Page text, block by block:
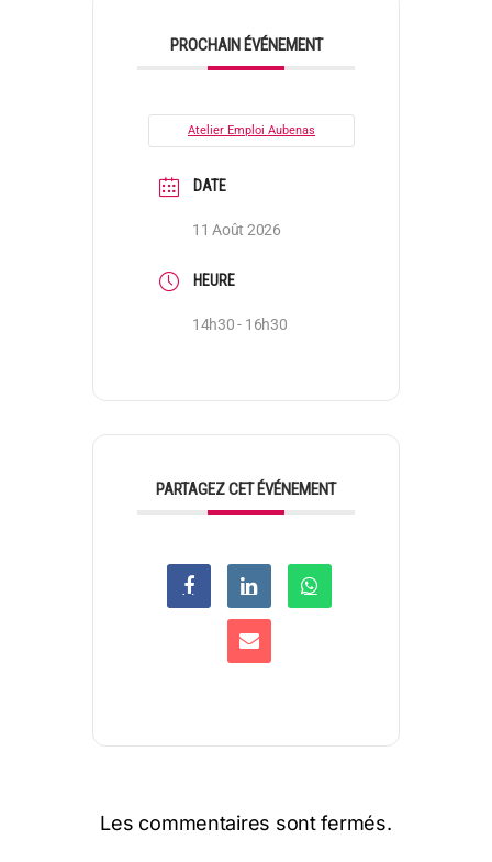
PROCHAIN ÉVÉNEMENT
Atelier Emploi Aubenas
DATE
11 Août 2026
HEURE
14h30 - 16h30
PARTAGEZ CET ÉVÉNEMENT
Les commentaires sont fermés.